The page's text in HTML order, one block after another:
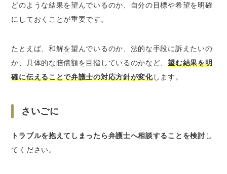
どのような結果を望んでいるのか、自分の目標や希望を明確
にしておくことが重要です。
たとえば、和解を望んでいるのか、法的な手段に訴えたいの
か、具体的な賠償額を目指しているのかなど、望む結果を明
確に伝えることで弁護士の対応方針が変化します。
さいごに
トラブルを抱えてしまったら弁護士へ相談することを検討 し
てください。